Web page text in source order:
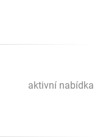
aktivní nabídka